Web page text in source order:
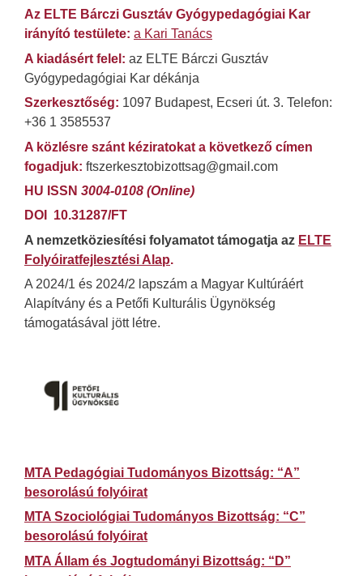
Az ELTE Bárczi Gusztáv Gyógypedagógiai Kar
irányító testülete: a Kari Tanács
A kiadásért felel: az ELTE Bárczi Gusztáv
Gyógypedagógiai Kar dékánja
Szerkesztőség: 1097 Budapest, Ecseri út. 3. Telefon:
+36 1 3585537
A közlésre szánt kéziratokat a következő címen
fogadjuk: ftszerkesztobizottsag@gmail.com
HU ISSN 3004-0108 (Online)
DOI 10.31287/FT
A nemzetköziesítési folyamatot támogatja az ELTE
Folyóiratfejlesztési Alap.
A 2024/1 és 2024/2 lapszám a Magyar Kultúráért
Alapítvány és a Petőfi Kulturális Ügynökség
támogatásával jött létre.
MTA Pedagógiai Tudományos Bizottság: “A”
besorolású folyóirat
MTA Szociológiai Tudományos Bizottság: “C”
besorolású folyóirat
MTA Állam és Jogtudományi Bizottság: “D”